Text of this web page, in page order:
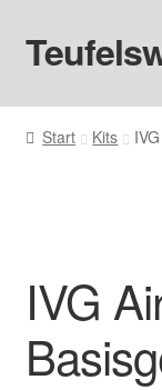
Zur
Navigation
Zum
Inhalt
Startseite
Liquids
Big Puff
Start Kits
IVG